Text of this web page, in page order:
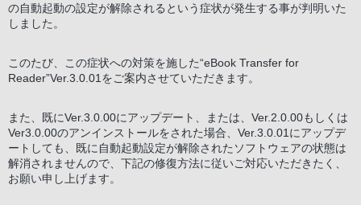
の自動起動の設定が解除されるという症状が発生する事が判明いた
しました。
このたび、この症状への対策を施した“eBook Transfer for
Reader”Ver.3.0.01をご案内させていただきます。
また、既にVer.3.0.00にアップデート、または、Ver.2.0.00もしくは
Ver3.0.00のアンインストールをされた場合、Ver.3.0.01にアップデ
ートしても、既に自動起動設定が解除されたソフトウェアの状態は
解消されませんので、下記の修復方法に従いご対応いただきたく、
お願い申し上げます。